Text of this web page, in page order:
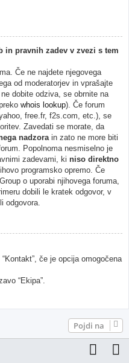
in pravnih zadev v zvezi s tem
Če ne najdete njegovega
od moderatorjev in vprašajte
dobite odziva, se obrnite na
whois lookup). Če forum
free.fr, f2s.com, etc.), se
Zavedati se morate, da
nadzora in zato ne more biti
Popolnoma nesmiselno je
zadevami, ki niso direktno
programsko opremo. Če
o uporabi njihovega foruma,
dobili le kratek odgovor, v
odgovora.
če je opcija omogočena
“Ekipa”.
Pojdi na